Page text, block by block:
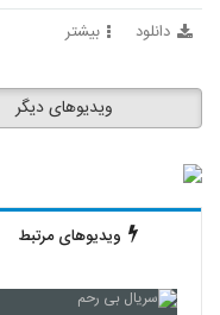
دانلود بیشتر
ویدیوهای دیگر
ویدیوهای مرتبط